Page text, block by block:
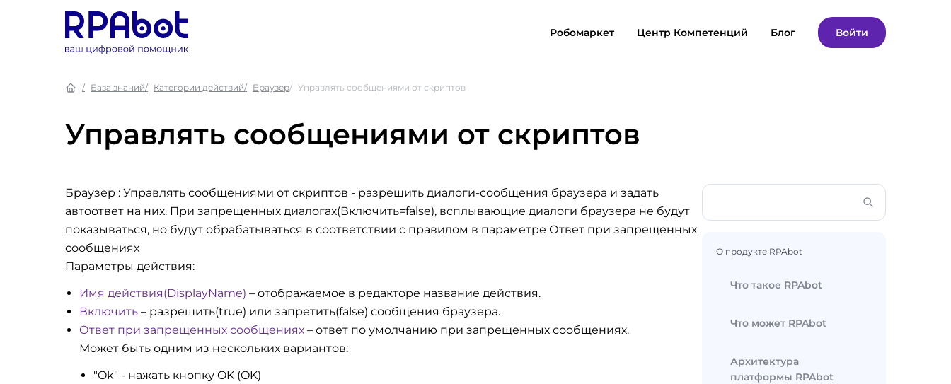
Робомаркет Центр Компетенций Блог Войти
База знаний Категории действий Браузер Управлять сообщениями от скриптов
Управлять сообщениями от скриптов
Браузер : Управлять сообщениями от скриптов - разрешить диалоги-сообщения браузера и задать
автоответ на них. При запрещенных диалогах(Включить=false), всплывающие диалоги браузера не будут
показываться, но будут обрабатываться в соответствии с правилом в параметре Ответ при запрещенных
сообщениях
Параметры действия:
Имя действия(DisplayName) – отображаемое в редакторе название действия.
Включить – разрешить(true) или запретить(false) сообщения браузера.
Ответ при запрещенных сообщениях – ответ по умолчанию при запрещенных сообщениях.
Может быть одним из нескольких вариантов:
"Ok" - нажать кнопку OK (OK)
О продукте RPAbot
Что такое RPAbot
Что может RPAbot
Архитектура
платформы RPAbot